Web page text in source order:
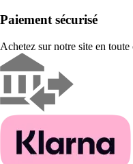
Paiement sécurisé
Achetez sur notre site en